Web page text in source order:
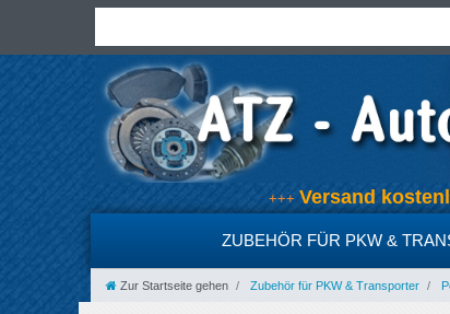
+++Versand
ZUBEHÖR FÜR PKW &
Zur Startseite gehen Zubehör für PKW & Transporter